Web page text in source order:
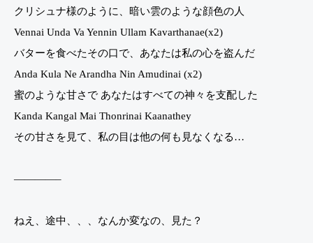
クリシュナ様のように、暗い雲のような顔色の人
Vennai Unda Va Yennin Ullam Kavarthanae(x2)
バターを食べたその口で、あなたは私の心を盗んだ
Anda Kula Ne Arandha Nin Amudinai (x2)
蜜のような甘さで あなたはすべての神々を支配した
Kanda Kangal Mai Thonrinai Kaanathey
その甘さを見て、私の目は他の何も見なくなる…
————–
ねえ、途中、、、なんか変なの、見た？